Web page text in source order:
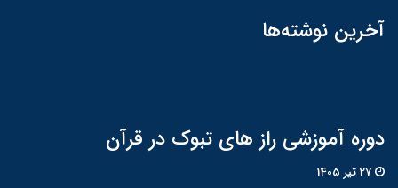
آخرین نوشته‌ها
دوره آموزشی راز های تبوک در قرآن